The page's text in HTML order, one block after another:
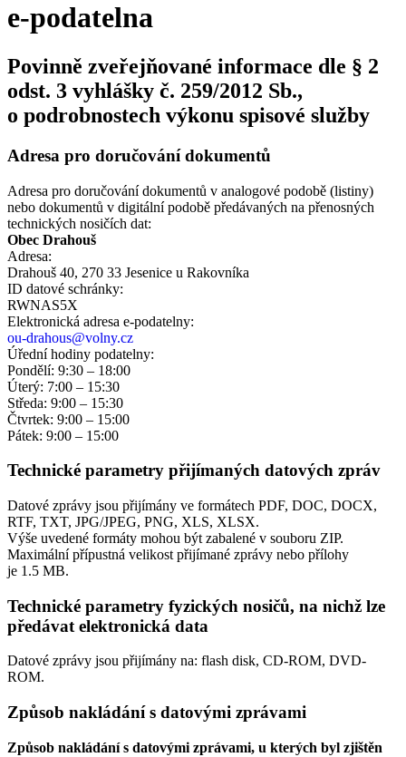
e-podatelna
Povinně zveřejňované informace dle § 2
odst. 3 vyhlášky č. 259/2012 Sb.,
o podrobnostech výkonu spisové služby
Adresa pro doručování dokumentů
Adresa pro doručování dokumentů v analogové podobě (listiny)
nebo dokumentů v digitální podobě předávaných na přenosných
technických nosičích dat:
Obec Drahouš
Adresa:
Drahouš 40, 270 33 Jesenice u Rakovníka
ID datové schránky:
RWNAS5X
Elektronická adresa e‑podatelny:
ou-drahous@volny.cz
Úřední hodiny podatelny:
Pondělí: 9:30 – 18:00
Úterý: 7:00 – 15:30
Středa: 9:00 – 15:30
Čtvrtek: 9:00 – 15:00
Pátek: 9:00 – 15:00
Technické parametry přijímaných datových zpráv
Datové zprávy jsou přijímány ve formátech PDF, DOC, DOCX,
RTF, TXT, JPG/JPEG, PNG, XLS, XLSX.
Výše uvedené formáty mohou být zabalené v souboru ZIP.
Maximální přípustná velikost přijímané zprávy nebo přílohy
je 1.5 MB.
Technické parametry fyzických nosičů, na nichž lze
předávat elektronická data
Datové zprávy jsou přijímány na: flash disk, CD-ROM, DVD-
ROM.
Způsob nakládání s datovými zprávami
Způsob nakládání s datovými zprávami, u kterých byl zjištěn